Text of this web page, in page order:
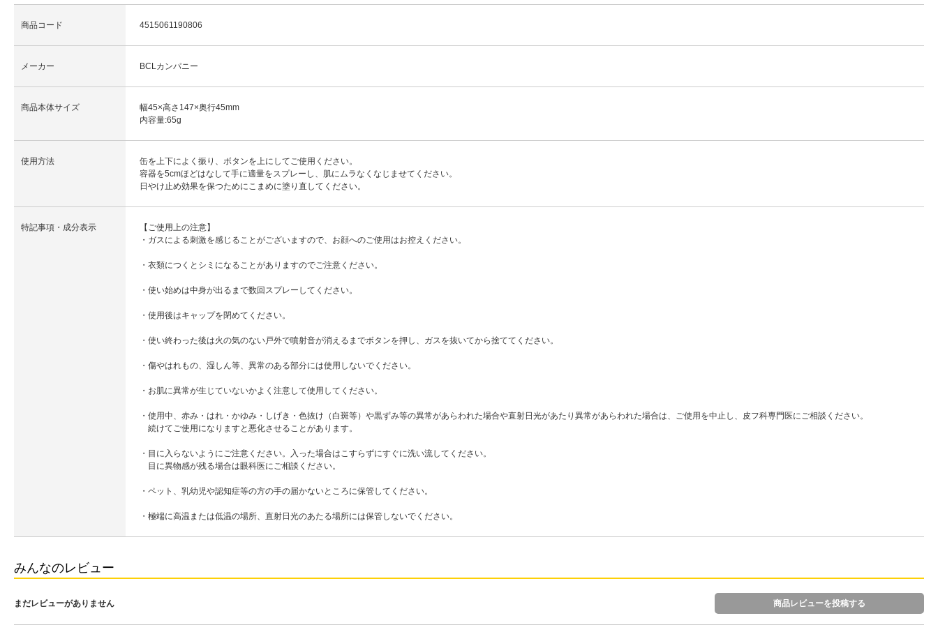
商品コード 4515061190806
メーカー BCLカンパニー
商品本体サイズ
幅45×高さ147×奥行45mm
内容量:65g
使用方法
缶を上下によく振り、ボタンを上にしてご使用ください。
容器を5cmほどはなして手に適量をスプレーし、肌にムラなくなじませてください。
日やけ止め効果を保つためにこまめに塗り直してください。
特記事項・成分表示
【ご使用上の注意】
・ガスによる刺激を感じることがございますので、お顔へのご使用はお控えください。
・衣類につくとシミになることがありますのでご注意ください。
・使い始めは中身が出るまで数回スプレーしてください。
・使用後はキャップを閉めてください。
・使い終わった後は火の気のない戸外で噴射音が消えるまでボタンを押し、ガスを抜いてから捨ててください。
・傷やはれもの、湿しん等、異常のある部分には使用しないでください。
・お肌に異常が生じていないかよく注意して使用してください。
・使用中、赤み・はれ・かゆみ・しげき・色抜け（白斑等）や黒ずみ等の異常があらわれた場合や直射日光があたり異常があらわれた場合は、ご使用を中止し、皮フ科専門医にご相談ください。
続けてご使用になりますと悪化させることがあります。
・目に入らないようにご注意ください。入った場合はこすらずにすぐに洗い流してください。
目に異物感が残る場合は眼科医にご相談ください。
・ペット、乳幼児や認知症等の方の手の届かないところに保管してください。
・極端に高温または低温の場所、直射日光のあたる場所には保管しないでください。
みんなのレビュー
まだレビューがありません 商品レビューを投稿する